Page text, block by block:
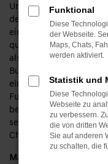
Umgebung. Die
der Erstzulassung
einem Neuwagen lässt
qualitativ ist ein
als ein klassischer
Buckel hat. Hinzu
eingefahren wurde und
Fulda eingesetzt
bei einem Hyundai
selbstverständlich
Check in unserer
Marken
Funktional
Diese
der Webseite.
Maps, Chats,
werden aktiviert.
Statistik und
Diese
Webseite zu
zu verbessern.
die von dritten
Sie auf anderen
zu schalten, die